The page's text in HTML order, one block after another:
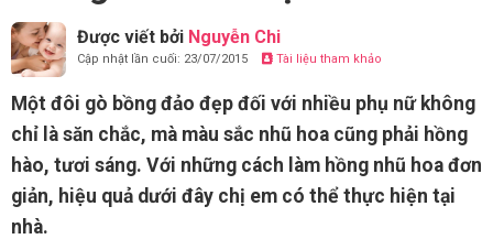
Được viết bởi Nguyễn Chi
Cập nhật lần cuối: 23/07/2015 Tài liệu tham khảo
Một đôi gò bồng đảo đẹp đối với nhiều phụ nữ không
chỉ là săn chắc, mà màu sắc nhũ hoa cũng phải hồng
hào, tươi sáng. Với những cách làm hồng nhũ hoa đơn
giản, hiệu quả dưới đây chị em có thể thực hiện tại
nhà.